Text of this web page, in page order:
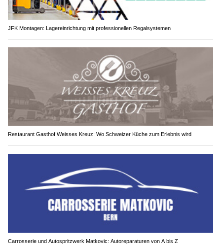
JFK Montagen: Lagereinrichtung mit professionellen Regalsystemen
Restaurant Gasthof Weisses Kreuz: Wo Schweizer Küche zum Erlebnis wird
Carrosserie und Autospritzwerk Matkovic: Autoreparaturen von A bis Z